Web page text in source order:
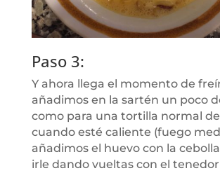
Paso 3:
Y ahora llega el momento de
añadimos en la sartén un poco
como para una tortilla normal
cuando esté caliente (fuego
añadimos el huevo con la
irle dando vueltas con el